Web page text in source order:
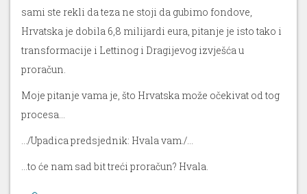
sami ste rekli da teza ne stoji da gubimo fondove,
Hrvatska je dobila 6,8 milijardi eura, pitanje je isto tako i
transformacije i Lettinog i Dragijevog izvješća u
proračun.
Moje pitanje vama je, što Hrvatska može očekivat od tog
procesa…
…/Upadica predsjednik: Hvala vam./…
…to će nam sad bit treći proračun? Hvala.